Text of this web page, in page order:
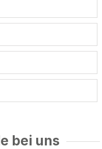
bei uns